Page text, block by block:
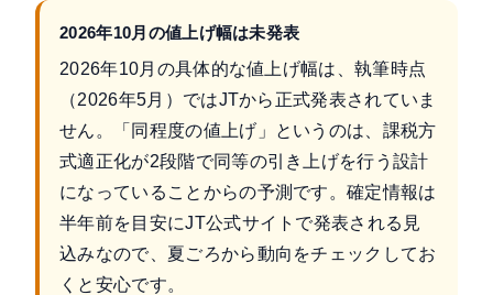
2026年10月の値上げ幅は未発表
2026年10月の具体的な値上げ幅は、執筆時点
（2026年5月）ではJTから正式発表されていま
せん。「同程度の値上げ」というのは、課税方
式適正化が2段階で同等の引き上げを行う設計
になっていることからの予測です。確定情報は
半年前を目安にJT公式サイトで発表される見
込みなので、夏ごろから動向をチェックしてお
くと安心です。